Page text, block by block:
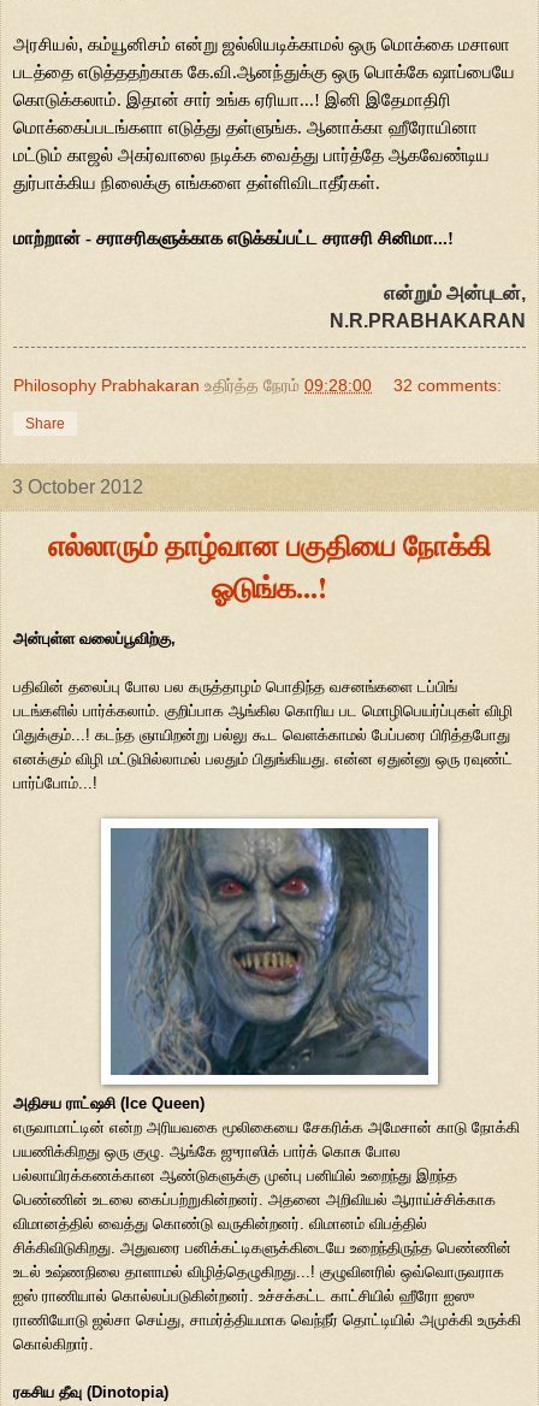
அரசியல், கம்யூனிசம் என்று ஜல்லியடிக்காமல் ஒரு மொக்கை மசாலா
படத்தை எடுத்ததற்காக கே.வி.ஆனந்துக்கு ஒரு பொக்கே ஷாப்பையே
கொடுக்கலாம். இதான் சார் உங்க ஏரியா...! இனி இதேமாதிரி
மொக்கைப்படங்களா எடுத்து தள்ளுங்க. ஆனாக்கா ஹீரோயினா
மட்டும் காஜல் அகர்வாலை நடிக்க வைத்து பார்த்தே ஆகவேண்டிய
துர்பாக்கிய நிலைக்கு எங்களை தள்ளிவிடாதீர்கள்.
மாற்றான் - சராசரிகளுக்காக எடுக்கப்பட்ட சராசரி சினிமா...!
என்றும் அன்புடன்,
N.R.PRABHAKARAN
Philosophy Prabhakaran உதிர்த்த நேரம் 09:28:00 32 comments:
Share
3 October 2012
எல்லாரும் தாழ்வான பகுதியை நோக்கி
ஓடுங்க...!
அன்புள்ள வலைப்பூவிற்கு,
பதிவின் தலைப்பு போல பல கருத்தாழம் பொதிந்த வசனங்களை டப்பிங்
படங்களில் பார்க்கலாம். குறிப்பாக ஆங்கில கொரிய பட மொழிபெயர்ப்புகள் விழி
பிதுக்கும்...! கடந்த ஞாயிறன்று பல்லு கூட வெளக்காமல் பேப்பரை பிரித்தபோது
எனக்கும் விழி மட்டுமில்லாமல் பலதும் பிதுங்கியது. என்ன ஏதுன்னு ஒரு ரவுண்ட்
பார்ப்போம்...!
அதிசய ராட்ஷசி (Ice Queen)
எருவாமாட்டின் என்ற அரியவகை மூலிகையை சேகரிக்க அமேசான் காடு நோக்கி
பயணிக்கிறது ஒரு குழு. ஆங்கே ஜுராஸிக் பார்க் கொசு போல
பல்லாயிரக்கணக்கான ஆண்டுகளுக்கு முன்பு பனியில் உறைந்து இறந்த
பெண்ணின் உடலை கைப்பற்றுகின்றனர். அதனை அறிவியல் ஆராய்ச்சிக்காக
விமானத்தில் வைத்து கொண்டு வருகின்றனர். விமானம் விபத்தில்
சிக்கிவிடுகிறது. அதுவரை பனிக்கட்டிகளுக்கிடையே உறைந்திருந்த பெண்ணின்
உடல் உஷ்ணநிலை தாளாமல் விழித்தெழுகிறது...! குழுவினரில் ஒவ்வொருவராக
ஐஸ் ராணியால் கொல்லப்படுகின்றனர். உச்சக்கட்ட காட்சியில் ஹீரோ ஐஸு
ராணியோடு ஜல்சா செய்து, சாமர்த்தியமாக வெந்நீர் தொட்டியில் அமுக்கி உருக்கி
கொல்கிறார்.
ரகசிய தீவு (Dinotopia)